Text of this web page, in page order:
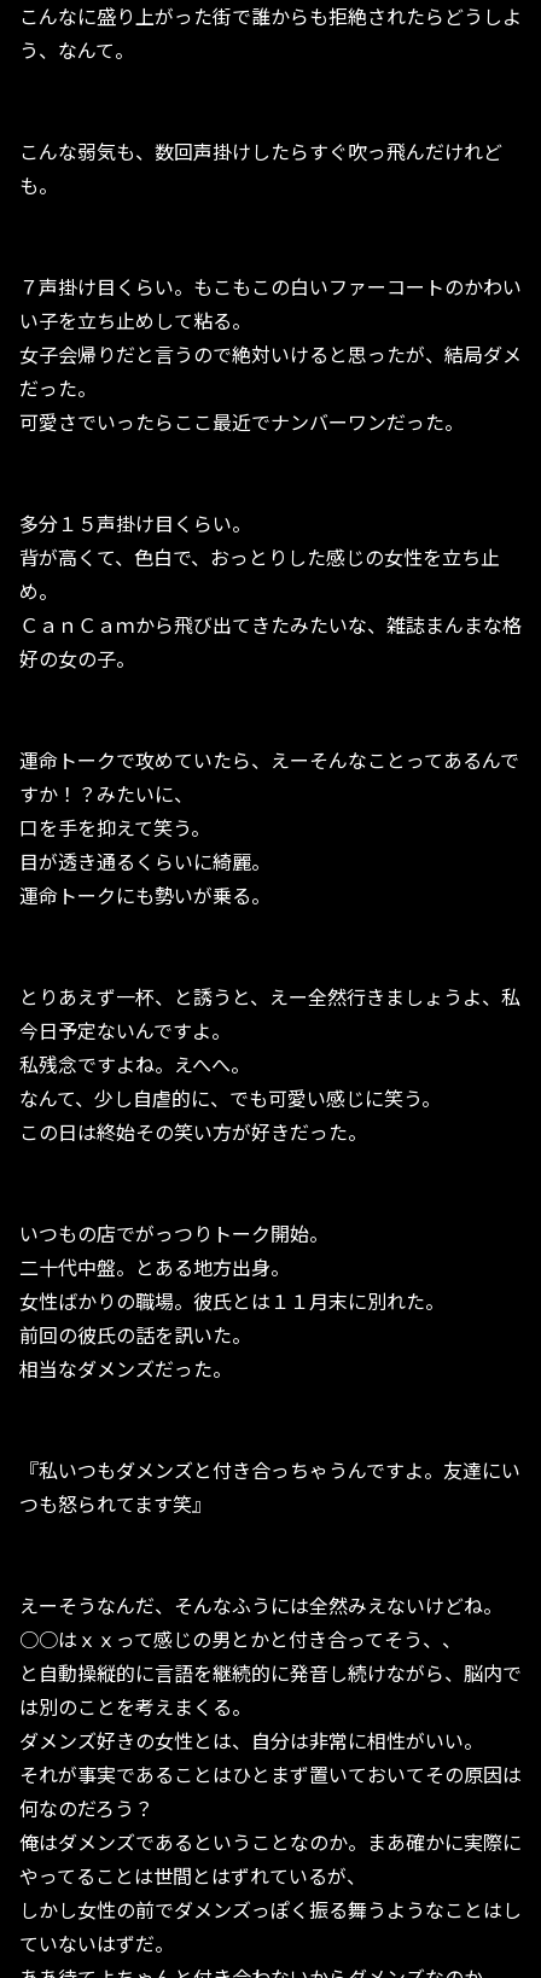
こんなに盛り上がった街で誰からも拒絶されたらどうしよ
う、なんて。
こんな弱気も、数回声掛けしたらすぐ吹っ飛んだけれど
も。
７声掛け目くらい。もこもこの白いファーコートのかわい
い子を立ち止めして粘る。
女子会帰りだと言うので絶対いけると思ったが、結局ダメ
だった。
可愛さでいったらここ最近でナンバーワンだった。
多分１５声掛け目くらい。
背が高くて、色白で、おっとりした感じの女性を立ち止
め。
ＣａｎＣａｍから飛び出てきたみたいな、雑誌まんまな格
好の女の子。
運命トークで攻めていたら、えーそんなことってあるんで
すか！？みたいに、
口を手を抑えて笑う。
目が透き通るくらいに綺麗。
運命トークにも勢いが乗る。
とりあえず一杯、と誘うと、えー全然行きましょうよ、私
今日予定ないんですよ。
私残念ですよね。えへへ。
なんて、少し自虐的に、でも可愛い感じに笑う。
この日は終始その笑い方が好きだった。
いつもの店でがっつりトーク開始。
二十代中盤。とある地方出身。
女性ばかりの職場。彼氏とは１１月末に別れた。
前回の彼氏の話を訊いた。
相当なダメンズだった。
『私いつもダメンズと付き合っちゃうんですよ。友達にい
つも怒られてます笑』
えーそうなんだ、そんなふうには全然みえないけどね。
○○はｘｘって感じの男とかと付き合ってそう、、
と自動操縦的に言語を継続的に発音し続けながら、脳内で
は別のことを考えまくる。
ダメンズ好きの女性とは、自分は非常に相性がいい。
それが事実であることはひとまず置いておいてその原因は
何なのだろう？
俺はダメンズであるということなのか。まあ確かに実際に
やってることは世間とはずれているが、
しかし女性の前でダメンズっぽく振る舞うようなことはし
ていないはずだ。